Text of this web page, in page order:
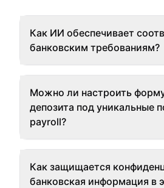
Как ИИ обеспечивает
банковским требованиям?
Можно ли настроить
депозита под уникальные
payroll?
Как защищается
банковская информация в